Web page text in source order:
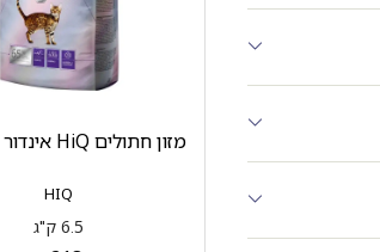
HIQ
מזון חתולים HiQ אינדור עוף ואורז
6.5 ק"ג